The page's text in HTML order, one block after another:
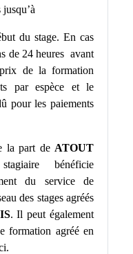
du stage. En cas
de 24 heures avant
de la formation
par espèce et le
pour les paiements
la part de ATOUT
bénéficie
du service de
des stages agréés
. Il peut également
formation agréé en